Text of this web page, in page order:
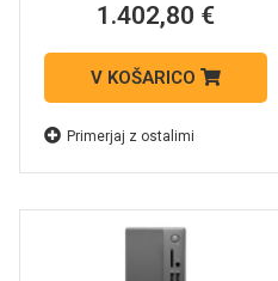
1.402,80 €
V KOŠARICO
Primerjaj z ostalimi